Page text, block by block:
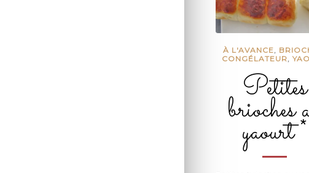
À L'AVANCE,
CONGÉLATEUR,
Petites
brioches
yaourt *